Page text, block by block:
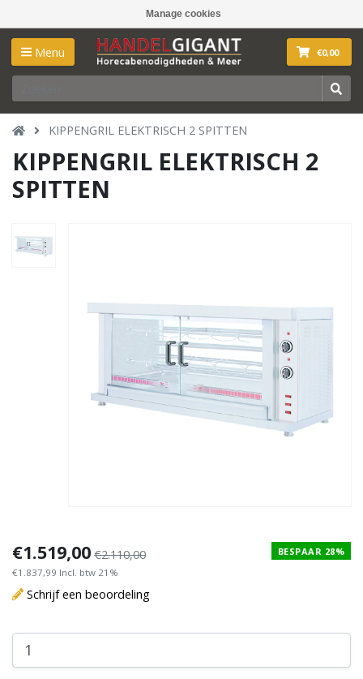
Manage cookies
Menu €0,00
KIPPENGRIL ELEKTRISCH 2 SPITTEN
KIPPENGRIL ELEKTRISCH 2
SPITTEN
€1.519,00 €2.110,00
€1.837,99 Incl. btw 21%
BESPAAR 28%
Schrijf een beoordeling